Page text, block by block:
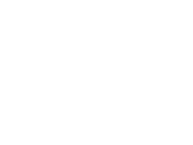
novedades del mercado de